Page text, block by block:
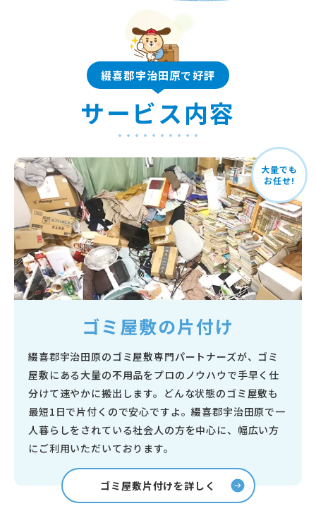
綴喜郡宇治田原で好評
サービス内容
大量でも
お任せ!
ゴミ屋敷の片付け
綴喜郡宇治田原のゴミ屋敷専門パートナーズが、ゴミ
屋敷にある大量の不用品をプロのノウハウで手早く仕
分けて速やかに搬出します。どんな状態のゴミ屋敷も
最短1日で片付くので安心ですよ。綴喜郡宇治田原で一
人暮らしをされている社会人の方を中心に、幅広い方
にご利用いただいております。
ゴミ屋敷片付けを詳しく